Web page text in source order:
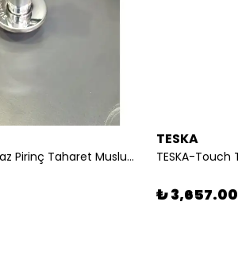
FLEKO-Paslanmaz Pirinç Taharet Musluğu
TESKA
₺ 3,657.00